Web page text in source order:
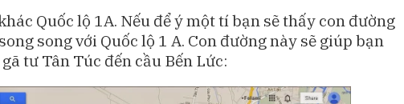
Quốc lộ 1A. Nếu để ý một tí bạn sẽ thấy con đường
song với Quốc lộ 1 A. Con đường này sẽ giúp bạn
tư Tân Túc đến cầu Bến Lức: